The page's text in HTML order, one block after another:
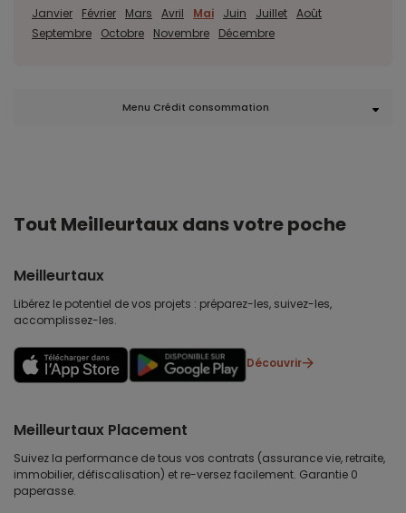
Janvier Février Mars Avril Mai Juin Juillet Août
Septembre
Octobre Novembre Décembre
Menu Crédit consommation
Tout Meilleurtaux dans votre poche
Meilleurtaux
Libérez le potentiel de vos projets : préparez-les, suivez-les,
accomplissez-les.
Découvrir
Meilleurtaux Placement
Suivez la performance de tous vos contrats (assurance vie, retraite,
immobilier, défiscalisation) et re-versez facilement. Garantie 0
paperasse.